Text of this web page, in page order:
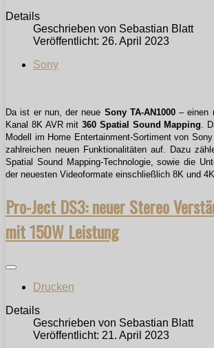
Details
Geschrieben von Sebastian Blatt
Veröffentlicht: 26. April 2023
Sony
Da ist er nun, der neue Sony TA-AN1000– einen
Kanal 8K AVR mit360 Spatial Sound Mapping.
Modell im Home Entertainment-Sortiment von
zahlreichen neuen Funktionalitäten auf. Dazu
Spatial Sound Mapping-Technologie, sowie die
der neuesten Videoformate einschließlich 8K und
Pro-Ject DS3: neuer Stereo
mit 150W Leistung
Drucken
Details
Geschrieben von Sebastian Blatt
Veröffentlicht: 21. April 2023